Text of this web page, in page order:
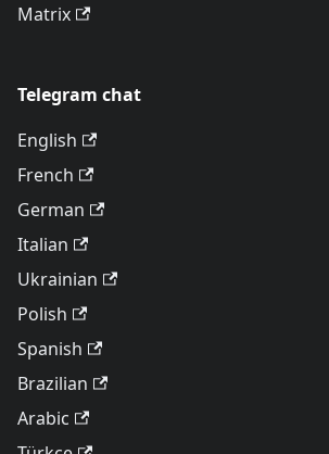
Matrix
Telegram chat
English
French
German
Italian
Ukrainian
Polish
Spanish
Brazilian
Arabic